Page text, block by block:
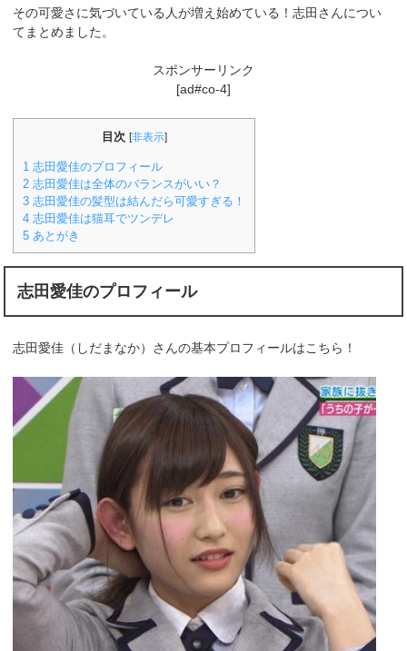
その可愛さに気づいている人が増え始めている！志田さんについ
てまとめました。
スポンサーリンク
[ad#co-4]
目次 [非表示]
1 志田愛佳のプロフィール
2 志田愛佳は全体のバランスがいい？
3 志田愛佳の髪型は結んだら可愛すぎる！
4 志田愛佳は猫耳でツンデレ
5 あとがき
志田愛佳のプロフィール
志田愛佳（しだまなか）さんの基本プロフィールはこちら！